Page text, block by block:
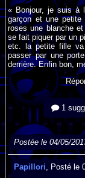
« Bonjour, je suis à
garçon et une
roses une blanche
se fait piquer par un
etc. la petite fille
passer par une
derrière. Enfin bon,
1
Postée le 04/05/
Papillori , Posté le